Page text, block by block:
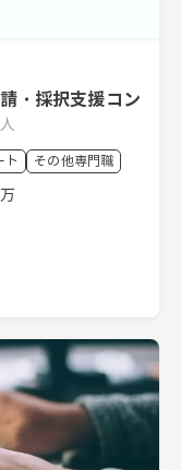
・採択支援コン
ト その他専門職